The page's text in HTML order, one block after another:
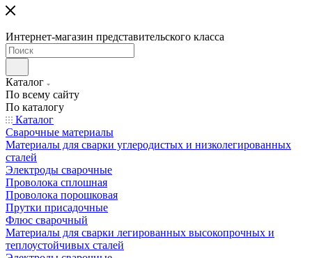
Интернет-магазин представительского класса
Каталог
По всему сайту
По каталогу
Каталог
Сварочные материалы
Материалы для сварки углеродистых и низколегированных
сталей
Электроды сварочные
Проволока сплошная
Проволока порошковая
Прутки присадочные
Флюс сварочный
Материалы для сварки легированных высокопрочных и
теплоустойчивых сталей